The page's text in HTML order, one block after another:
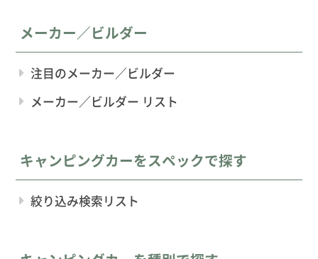
メーカー／ビルダー
注目のメーカー／ビルダー
メーカー／ビルダー リスト
キャンピングカーをスペックで探す
絞り込み検索リスト